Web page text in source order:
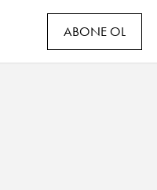
ABONE OL